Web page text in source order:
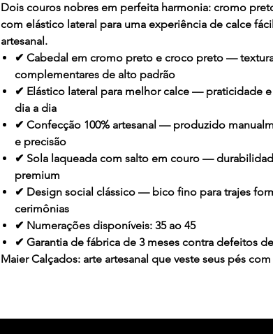
Dois couros nobres em perfeita harmonia: cromo
com elástico lateral para uma experiência de calce
artesanal.
✔ Cabedal em cromo preto e croco preto —
complementares de alto padrão
✔ Elástico lateral para melhor calce — praticidade
dia a dia
✔ Confecção 100% artesanal — produzido
e precisão
✔ Sola laqueada com salto em couro —
premium
✔ Design social clássico — bico fino para trajes
cerimônias
✔ Numerações disponíveis: 35 ao 45
✔ Garantia de fábrica de 3 meses contra defeitos
Maier Calçados: arte artesanal que veste seus pés